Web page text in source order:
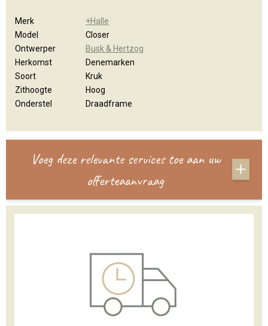
Merk
+Halle
Model
Closer
Ontwerper
Busk & Hertzog
Herkomst
Denemarken
Soort
Kruk
Zithoogte
Hoog
Onderstel
Draadframe
Voeg deze relevante services toe aan uw
offerteaanvraag